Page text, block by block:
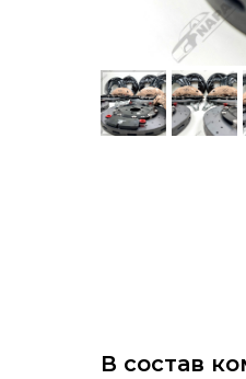
В состав